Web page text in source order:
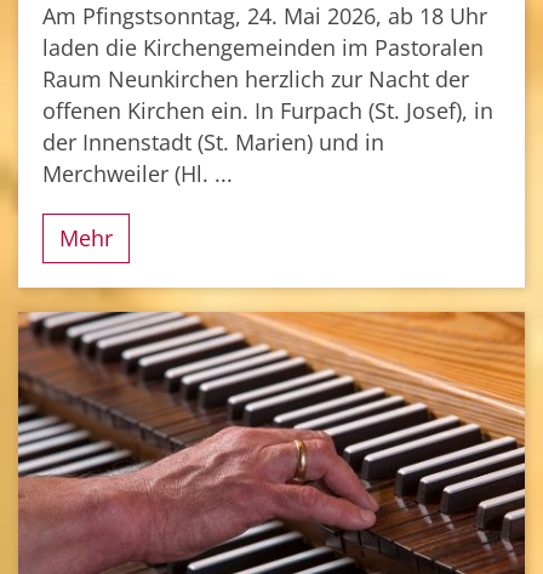
Am Pfingstsonntag, 24. Mai 2026, ab 18 Uhr
laden die Kirchengemeinden im Pastoralen
Raum Neunkirchen herzlich zur Nacht der
offenen Kirchen ein. In Furpach (St. Josef), in
der Innenstadt (St. Marien) und in
Merchweiler (Hl. ...
Mehr